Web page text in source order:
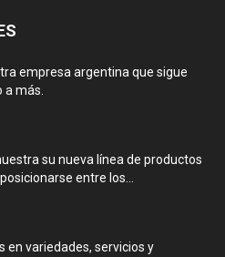
empresa argentina que sigue
a más.
su nueva línea de productos
entre los...
en variedades, servicios y